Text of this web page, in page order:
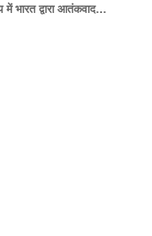
में भारत द्वारा आतंकवाद…